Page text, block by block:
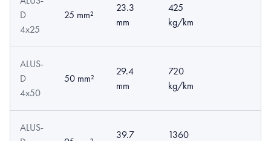
D
4x25
25 mm²
23.3
mm
425
kg/km
ALUS-
D
4x50
50 mm²
29.4
mm
720
kg/km
ALUS-
39.7
1360